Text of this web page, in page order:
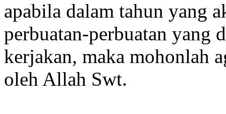
apabila dalam tahun yang
perbuatan-perbuatan
kerjakan, maka mohonlah
oleh Allah Swt.